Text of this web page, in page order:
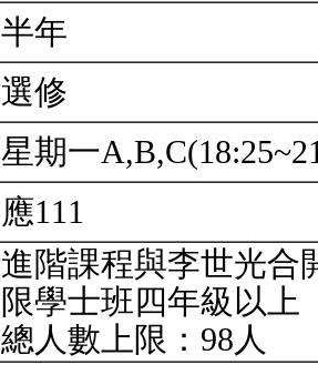
半年
選修
星期一
應111
進階課程與李世光合
限學士班四年級以上
總人數上限：98人